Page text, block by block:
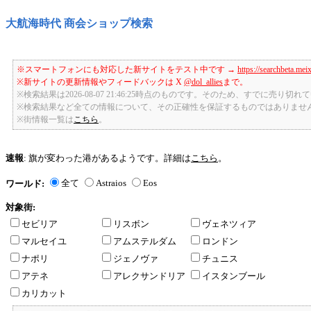
大航海時代 商会ショップ検索
※スマートフォンにも対応した新サイトをテスト中です → https://
※新サイトの更新情報やフィードバックは X @dol_alliesまで。
※検索結果は2026-08-07 21:46:25時点のものです。そのため、すでに売り切れ
※検索結果など全ての情報について、その正確性を保証するものではありませ
※街情報一覧は こちら
速報: 旗が変わった港があるようです。詳細は こちら 。
ワールド: 全て Astraios Eos
対象街:
セビリア
リスボン
ヴェネツィア
マルセイユ
アムステルダム
ロンドン
ナポリ
ジェノヴァ
チュニス
アテネ
アレクサンドリア
イスタンブール
カリカット